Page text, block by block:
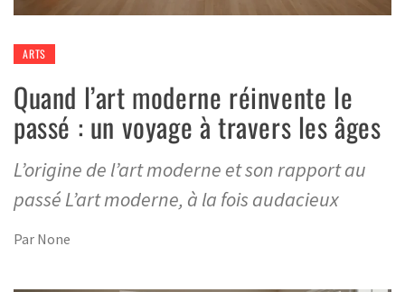
ARTS
Quand l’art moderne réinvente le
passé : un voyage à travers les âges
L’origine de l’art moderne et son rapport au
passé L’art moderne, à la fois audacieux
Par None